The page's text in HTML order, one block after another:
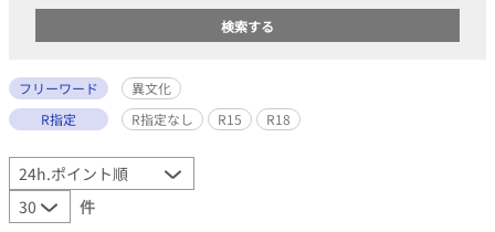
フリーワード
異文化
R指定
R指定なし R15 R18
件